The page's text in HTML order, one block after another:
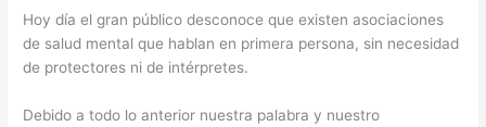
Hoy día el gran público desconoce que existen asociaciones
de salud mental que hablan en primera persona, sin necesidad
de protectores ni de intérpretes.
Debido a todo lo anterior nuestra palabra y nuestro